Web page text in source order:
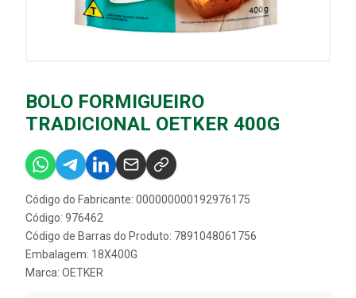
BOLO FORMIGUEIRO
TRADICIONAL OETKER 400G
Código do Fabricante: 000000000192976175
Código: 976462
Código de Barras do Produto: 7891048061756
Embalagem: 18X400G
Marca: OETKER